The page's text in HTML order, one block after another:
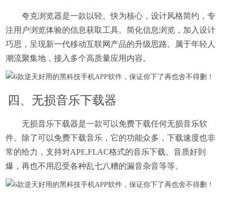
夸克浏览器是一款以轻、快为核心，设计风格简约，专
注用户浏览体验的信息获取工具。简化信息浏览，加入设计
巧思，呈现新一代移动互联网产品的升级思路。属于年轻人
潮流聚集地，接入多个高质量应用内容。
四、无损音乐下载器
无损音乐下载器是一款可以免费下载任何无损音乐软
件。除了可以免费下载音乐，它的功能众多，下载速度也非
常的给力，支持对APE,FLAC格式的音乐下载。音质好到
爆，再也不用忍受各种乱七八糟的漏音杂音等等。